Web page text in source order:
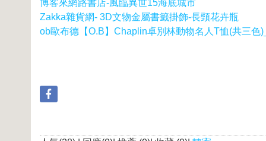
博客來網路書店-風臨異世15海底城市
Zakka雜貨網- 3D文物金屬書籤掛飾-長頸花卉瓶
ob歐布德【O.B】Chaplin卓別林動物名人T恤(共三色